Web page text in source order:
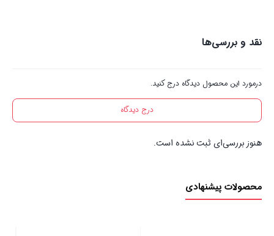
نقد و بررسی‌ها
درمورد این محصول دیدگاه درج کنید.
درج دیدگاه
هنوز بررسی‌ای ثبت نشده است.
محصولات پیشنهادی